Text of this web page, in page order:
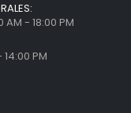
AM - 18:00 PM
PM